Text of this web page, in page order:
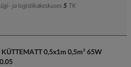
ja logistikakeskuses 5 TK
0,5x1m 0,5m² 65W